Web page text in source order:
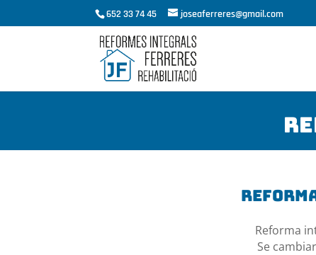
652 33 74 45 joseaferreres@gmail.com
Reforma
Se